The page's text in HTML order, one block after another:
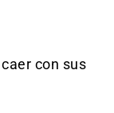
con sus